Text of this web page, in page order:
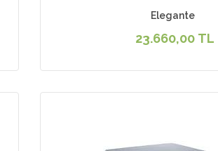
Elegante
23.660,00 TL